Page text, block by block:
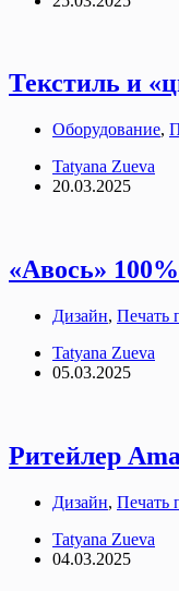
Текстиль и
Оборудование,
Tatyana Zueva
20.03.2025
«Авось»
Дизайн, Печать
Tatyana Zueva
05.03.2025
Ритейлер
Дизайн, Печать
Tatyana Zueva
04.03.2025